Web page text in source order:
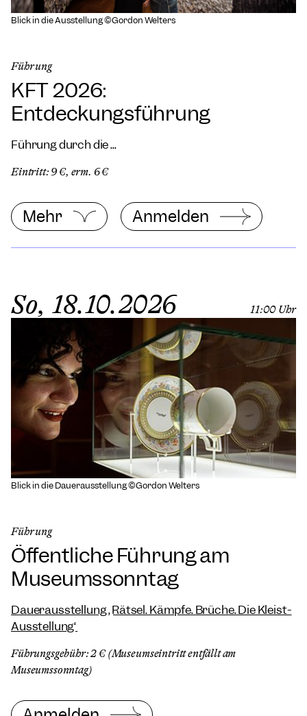
Blick in die Ausstellung ©Gordon Welters
Führung
KFT 2026:
Entdeckungsführung
Führung durch die ...
Eintritt: 9 €, erm. 6 €
Mehr Anmelden
So, 18.10.2026 11:00 Uhr
Blick in die Dauerausstellung ©Gordon Welters
Führung
Öffentliche Führung am
Museumssonntag
Dauerausstellung „Rätsel. Kämpfe. Brüche. Die Kleist-
Ausstellung“
Führungsgebühr: 2 € (Museumseintritt entfällt am
Museumssonntag)